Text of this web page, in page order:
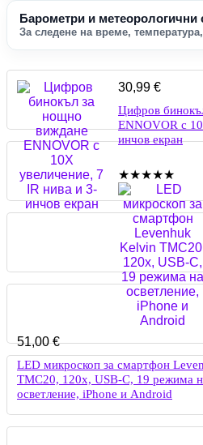
Барометри и метеорологични
За следене на време,
30,99 €
Цифров
ENNOVOR с
инчов екран
★★★★★
51,00€
LED микроскоп за смартфон
TMC20, 120x, USB-C, 19 режима
осветление, iPhone и Android